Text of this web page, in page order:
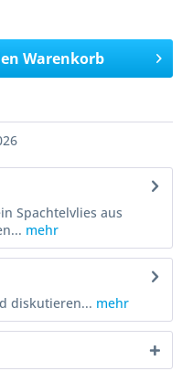
Warenkorb
Spachtelvlies aus
mehr
diskutieren... mehr